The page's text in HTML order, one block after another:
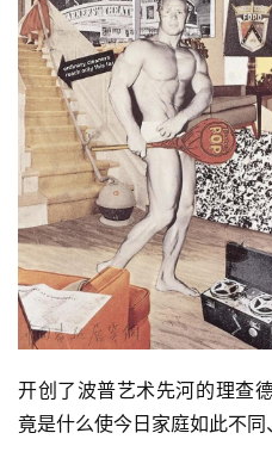
开创了波普艺术先河的理查
竟是什么使今日家庭如此不同